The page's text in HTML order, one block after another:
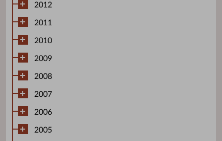
2012
2011
2010
2009
2008
2007
2006
2005